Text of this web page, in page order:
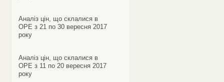
Аналіз цін, що склалися в
ОРЕ з 21 по 30 вересня 2017
року
Аналіз цін, що склалися в
ОРЕ з 11 по 20 вересня 2017
року